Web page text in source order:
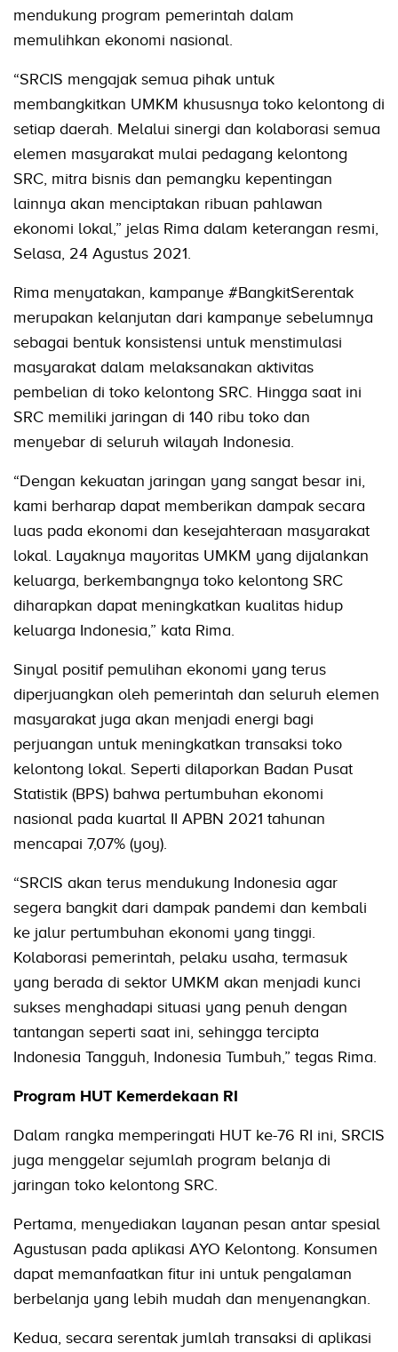
mendukung program pemerintah dalam
memulihkan ekonomi nasional.
“SRCIS mengajak semua pihak untuk
membangkitkan UMKM khususnya toko kelontong di
setiap daerah. Melalui sinergi dan kolaborasi semua
elemen masyarakat mulai pedagang kelontong
SRC, mitra bisnis dan pemangku kepentingan
lainnya akan menciptakan ribuan pahlawan
ekonomi lokal,” jelas Rima dalam keterangan resmi,
Selasa, 24 Agustus 2021.
Rima menyatakan, kampanye #BangkitSerentak
merupakan kelanjutan dari kampanye sebelumnya
sebagai bentuk konsistensi untuk menstimulasi
masyarakat dalam melaksanakan aktivitas
pembelian di toko kelontong SRC. Hingga saat ini
SRC memiliki jaringan di 140 ribu toko dan
menyebar di seluruh wilayah Indonesia.
“Dengan kekuatan jaringan yang sangat besar ini,
kami berharap dapat memberikan dampak secara
luas pada ekonomi dan kesejahteraan masyarakat
lokal. Layaknya mayoritas UMKM yang dijalankan
keluarga, berkembangnya toko kelontong SRC
diharapkan dapat meningkatkan kualitas hidup
keluarga Indonesia,” kata Rima.
Sinyal positif pemulihan ekonomi yang terus
diperjuangkan oleh pemerintah dan seluruh elemen
masyarakat juga akan menjadi energi bagi
perjuangan untuk meningkatkan transaksi toko
kelontong lokal. Seperti dilaporkan Badan Pusat
Statistik (BPS) bahwa pertumbuhan ekonomi
nasional pada kuartal II APBN 2021 tahunan
mencapai 7,07% (yoy).
“SRCIS akan terus mendukung Indonesia agar
segera bangkit dari dampak pandemi dan kembali
ke jalur pertumbuhan ekonomi yang tinggi.
Kolaborasi pemerintah, pelaku usaha, termasuk
yang berada di sektor UMKM akan menjadi kunci
sukses menghadapi situasi yang penuh dengan
tantangan seperti saat ini, sehingga tercipta
Indonesia Tangguh, Indonesia Tumbuh,” tegas Rima.
Program HUT Kemerdekaan RI
Dalam rangka memperingati HUT ke-76 RI ini, SRCIS
juga menggelar sejumlah program belanja di
jaringan toko kelontong SRC.
Pertama, menyediakan layanan pesan antar spesial
Agustusan pada aplikasi AYO Kelontong. Konsumen
dapat memanfaatkan fitur ini untuk pengalaman
berbelanja yang lebih mudah dan menyenangkan.
Kedua, secara serentak jumlah transaksi di aplikasi